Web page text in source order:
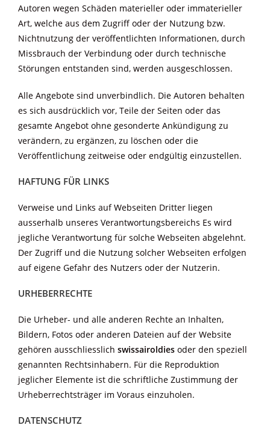
Autoren wegen Schäden materieller oder immaterieller
Art, welche aus dem Zugriff oder der Nutzung bzw.
Nichtnutzung der veröffentlichten Informationen, durch
Missbrauch der Verbindung oder durch technische
Störungen entstanden sind, werden ausgeschlossen.
Alle Angebote sind unverbindlich. Die Autoren behalten
es sich ausdrücklich vor, Teile der Seiten oder das
gesamte Angebot ohne gesonderte Ankündigung zu
verändern, zu ergänzen, zu löschen oder die
Veröffentlichung zeitweise oder endgültig einzustellen.
HAFTUNG FÜR LINKS
Verweise und Links auf Webseiten Dritter liegen
ausserhalb unseres Verantwortungsbereichs Es wird
jegliche Verantwortung für solche Webseiten abgelehnt.
Der Zugriff und die Nutzung solcher Webseiten erfolgen
auf eigene Gefahr des Nutzers oder der Nutzerin.
URHEBERRECHTE
Die Urheber- und alle anderen Rechte an Inhalten,
Bildern, Fotos oder anderen Dateien auf der Website
gehören ausschliesslich swissairoldies oder den speziell
genannten Rechtsinhabern. Für die Reproduktion
jeglicher Elemente ist die schriftliche Zustimmung der
Urheberrechtsträger im Voraus einzuholen.
DATENSCHUTZ